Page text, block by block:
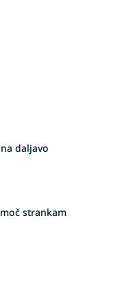
daljavo
strankam